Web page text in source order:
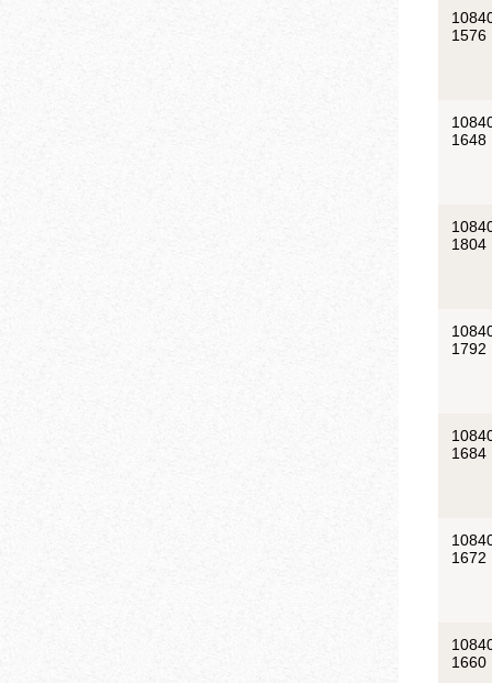
1576
1648
1804
1792
1684
1672
1660